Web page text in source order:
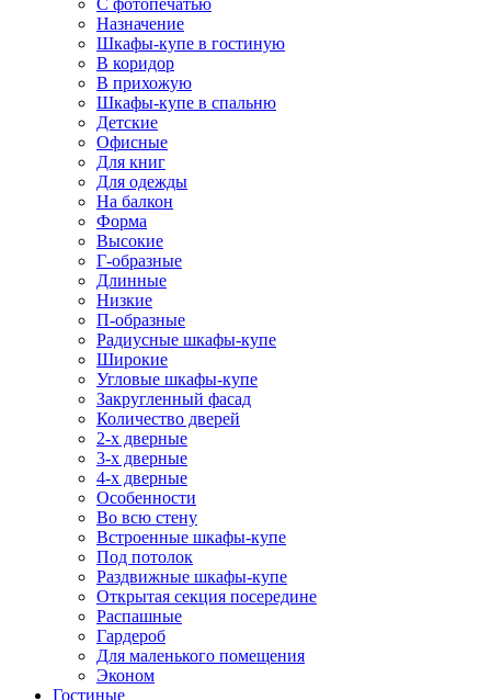
С фотопечатью
Назначение
Шкафы-купе в гостиную
В коридор
В прихожую
Шкафы-купе в спальню
Детские
Офисные
Для книг
Для одежды
На балкон
Форма
Высокие
Г-образные
Длинные
Низкие
П-образные
Радиусные шкафы-купе
Широкие
Угловые шкафы-купе
Закругленный фасад
Количество дверей
2-х дверные
3-х дверные
4-х дверные
Особенности
Во всю стену
Встроенные шкафы-купе
Под потолок
Раздвижные шкафы-купе
Открытая секция посередине
Распашные
Гардероб
Для маленького помещения
Эконом
Гостиные